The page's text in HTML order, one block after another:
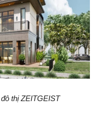
thị ZEITGEIST